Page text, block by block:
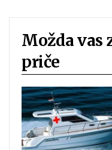
Možda vas
priče